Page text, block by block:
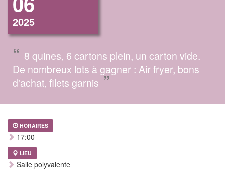
2025
“ 8 quines, 6 cartons plein, un carton vide.
De nombreux lots à gagner : Air fryer, bons
d'achat, filets garnis”
HORAIRES
17:00
LIEU
Salle polyvalente